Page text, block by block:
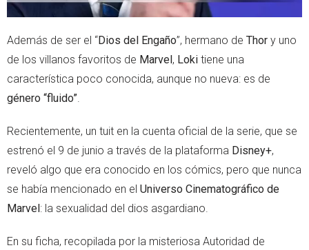
Además de ser el “Dios del Engaño”, hermano de Thor y uno
de los villanos favoritos de Marvel, Loki tiene una
característica poco conocida, aunque no nueva: es de
género “fluido”
Recientemente, un tuit en la cuenta oficial de la serie, que se
estrenó el 9 de junio a través de la plataforma Disney+,
reveló algo que era conocido en los cómics, pero que nunca
se había mencionado en el Universo Cinematográfico de
Marvel: la sexualidad del dios asgardiano.
En su ficha, recopilada por la misteriosa Autoridad de